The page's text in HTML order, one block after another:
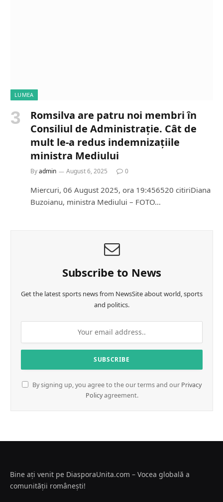
LUMEA
Romsilva are patru noi membri în
Consiliul de Administrație. Cât de
mult le-a redus indemnizațiile
ministra Mediului
Byadmin August 6, 2025 0
Miercuri, 06 August 2025, ora 19:456520 citiriDiana
Buzoianu, ministra Mediului – FOTO…
Subscribe to News
Get the latest sports news from NewsSite about world, sports
and politics.
By signing up, you agree to the our terms and our Privacy
Policyagreement.
Bine ați venit pe DiasporaUnita.com – Vocea globală a
comunității românești!